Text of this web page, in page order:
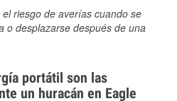
riesgo de averías cuando se
o desplazarse después de una
portátil son las
un huracán en Eagle